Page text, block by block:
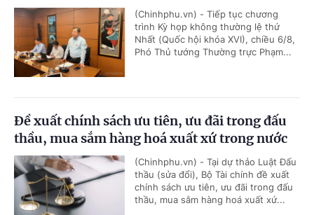
(Chinhphu.vn) - Tiếp tục chương
trình Kỳ họp không thường lệ thứ
Nhất (Quốc hội khóa XVI), chiều 6/8,
Phó Thủ tướng Thường trực Phạm...
Đề xuất chính sách ưu tiên, ưu đãi trong đấu
thầu, mua sắm hàng hoá xuất xứ trong nước
(Chinhphu.vn) - Tại dự thảo Luật Đấu
thầu (sửa đổi), Bộ Tài chính đề xuất
chính sách ưu tiên, ưu đãi trong đấu
thầu, mua sắm hàng hoá xuất xứ...